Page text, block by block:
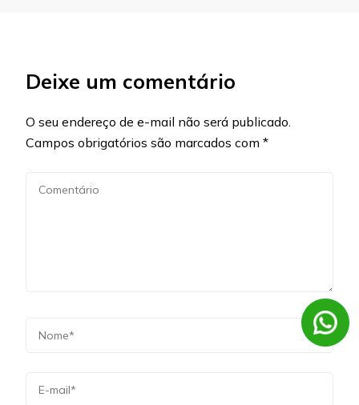
Deixe um comentário
O seu endereço de e-mail não será publicado.
Campos obrigatórios são marcados com *